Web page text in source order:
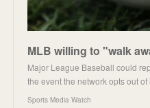
Major League Baseball could
the event the network opts out
Sports Media Watch